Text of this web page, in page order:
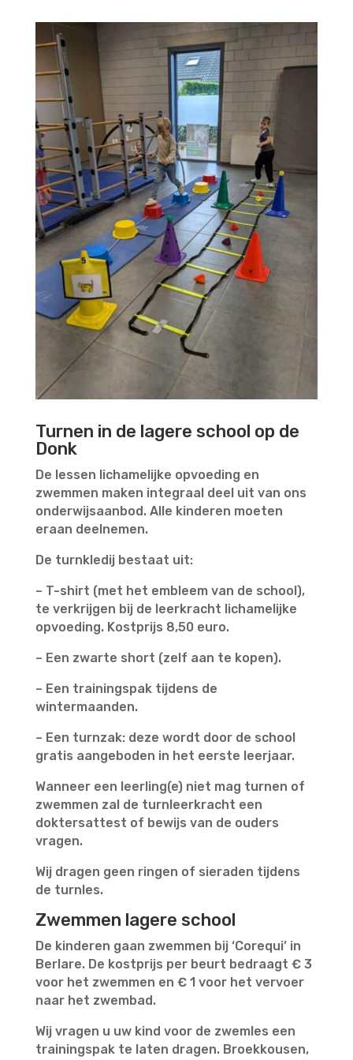
Turnen in de lagere school op de
Donk
De lessen lichamelijke opvoeding en
zwemmen maken integraal deel uit van ons
onderwijsaanbod. Alle kinderen moeten
eraan deelnemen.
De turnkledij bestaat uit:
– T-shirt (met het embleem van de school),
te verkrijgen bij de leerkracht lichamelijke
opvoeding. Kostprijs 8,50 euro.
– Een zwarte short (zelf aan te kopen).
– Een trainingspak tijdens de
wintermaanden.
– Een turnzak: deze wordt door de school
gratis aangeboden in het eerste leerjaar.
Wanneer een leerling(e) niet mag turnen of
zwemmen zal de turnleerkracht een
doktersattest of bewijs van de ouders
vragen.
Wij dragen geen ringen of sieraden tijdens
de turnles.
Zwemmen lagere school
De kinderen gaan zwemmen bij ‘Corequi’ in
Berlare. De kostprijs per beurt bedraagt € 3
voor het zwemmen en € 1 voor het vervoer
naar het zwembad.
Wij vragen u uw kind voor de zwemles een
trainingspak te laten dragen. Broekkousen,